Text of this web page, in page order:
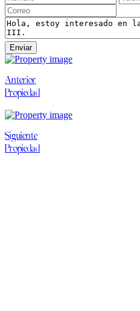
Enviar
Anterior
Propiedad
Siguiente
Propiedad